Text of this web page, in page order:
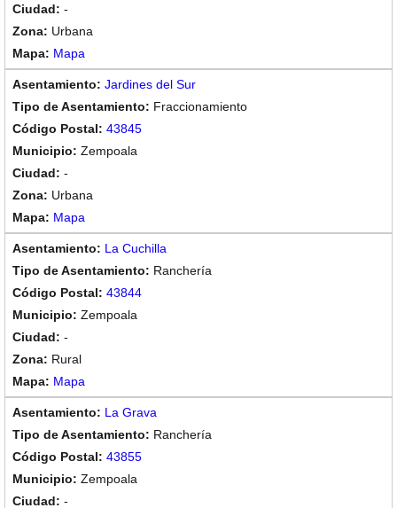
-
Urbana
Mapa
Jardines del Sur
Fraccionamiento
43845
Zempoala
-
Urbana
Mapa
La Cuchilla
Ranchería
43844
Zempoala
-
Rural
Mapa
La Grava
Ranchería
43855
Zempoala
-